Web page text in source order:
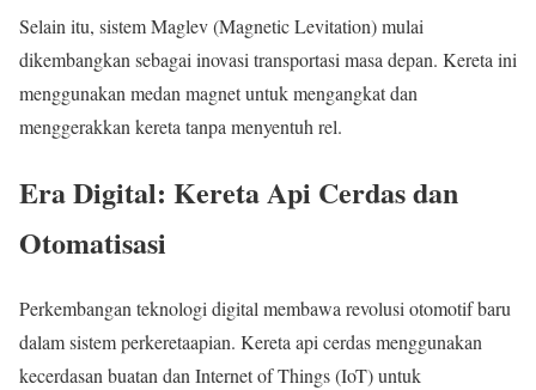
Selain itu, sistem Maglev (Magnetic Levitation) mulai
dikembangkan sebagai inovasi transportasi masa depan. Kereta ini
menggunakan medan magnet untuk mengangkat dan
menggerakkan kereta tanpa menyentuh rel.
Era Digital: Kereta Api Cerdas dan
Otomatisasi
Perkembangan teknologi digital membawa revolusi otomotif baru
dalam sistem perkeretaapian. Kereta api cerdas menggunakan
kecerdasan buatan dan Internet of Things (IoT) untuk